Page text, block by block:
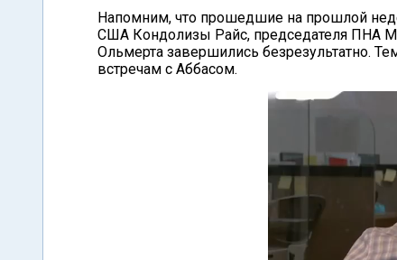
Напомним, что прошедшие на прошлой
США Кондолизы Райс, председателя ПНА
Ольмерта завершились безрезультатно.
встречам с Аббасом.